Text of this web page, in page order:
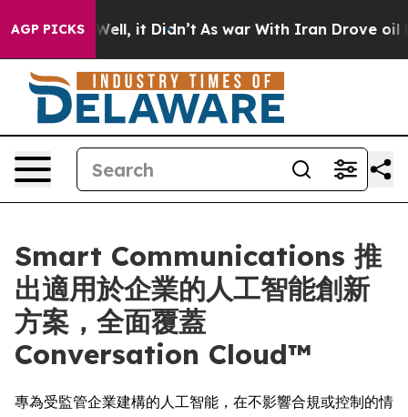
AGP PICKS
Well, it Didn’t As war With Iran Drove oil
Smart Communications 推
出適用於企業的人工智能創新
方案，全面覆蓋
Conversation Cloud™
專為受監管企業建構的人工智能，在不影響合規或控制的情